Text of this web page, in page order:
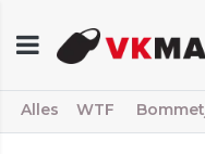
Alles WTF